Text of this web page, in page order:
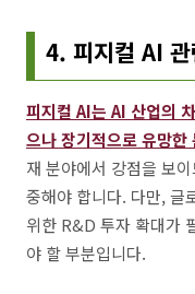
4. 피지컬 AI
피지컬 AI는 AI 산업의
으나 장기적으로 유망한
재 분야에서 강점을 보
중해야 합니다. 다만, 글
위한 R&D 투자 확대가
야 할 부분입니다.